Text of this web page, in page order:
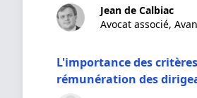
Jean de Calbiac
Avocat associé,
L'importance des
rémunération des